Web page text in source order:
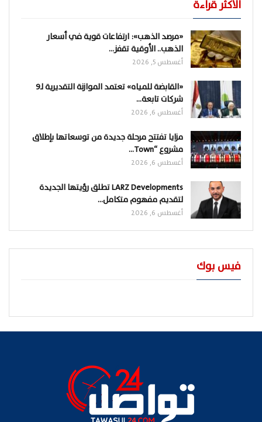
الاكثر قراءة
«مرصد الذهب»: ارتفاعات قوية في أسعار
الذهب.. الأوقية تقفز…
أغسطس 5, 2026
«القابضة للمياه» تعتمد الموازنة التقديرية لـ9
شركات تابعة…
أغسطس 6, 2026
مزايا تفتتح مرحلة جديدة من توسعاتها بإطلاق
مشروع “Town…
أغسطس 6, 2026
LARZ Developments تطلق رؤيتها الجديدة
لتقديم مفهوم متكامل…
أغسطس 6, 2026
فيس بوك